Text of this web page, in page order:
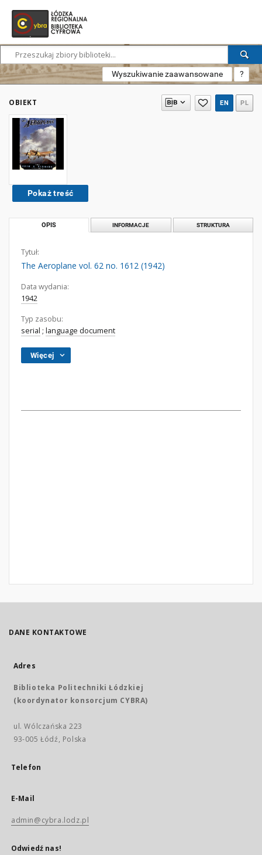
Wyszukiwanie zaawansowane ?
OBIEKT EN PL
Pokaż treść
OPIS INFORMACJE STRUKTURA
Tytuł:
The Aeroplane vol. 62 no. 1612 (1942)
Data wydania:
1942
Typ zasobu:
serial ; language document
Więcej
DANE KONTAKTOWE
Adres
Biblioteka Politechniki Łódzkiej
(koordynator konsorcjum CYBRA)
ul. Wólczańska 223
93-005 Łódź, Polska
Telefon
E-Mail
admin@cybra.lodz.pl
Odwiedź nas!